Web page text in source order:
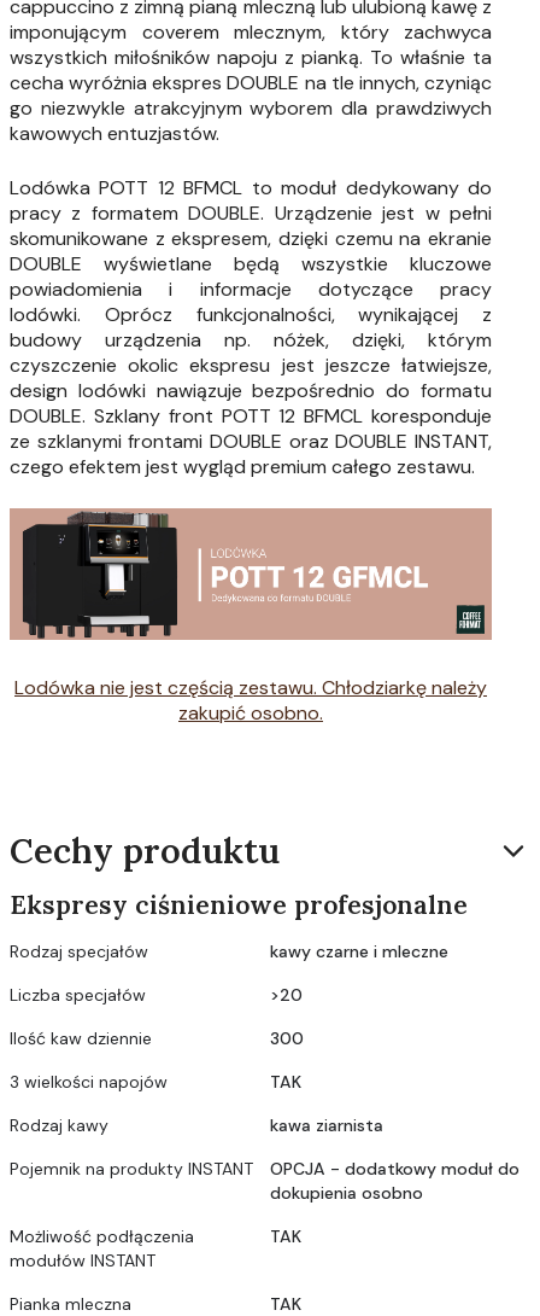
cappuccino z zimną pianą mleczną lub ulubioną kawę z
imponującym coverem mlecznym, który zachwyca
wszystkich miłośników napoju z pianką. To właśnie ta
cecha wyróżnia ekspres DOUBLE na tle innych, czyniąc
go niezwykle atrakcyjnym wyborem dla prawdziwych
kawowych entuzjastów.
Lodówka POTT 12 BFMCL to moduł dedykowany do
pracy z formatem DOUBLE. Urządzenie jest w pełni
skomunikowane z ekspresem, dzięki czemu na ekranie
DOUBLE wyświetlane będą wszystkie kluczowe
powiadomienia i informacje dotyczące pracy
lodówki. Oprócz funkcjonalności, wynikającej z
budowy urządzenia np. nóżek, dzięki, którym
czyszczenie okolic ekspresu jest jeszcze łatwiejsze,
design lodówki nawiązuje bezpośrednio do formatu
DOUBLE. Szklany front POTT 12 BFMCL koresponduje
ze szklanymi frontami DOUBLE oraz DOUBLE INSTANT,
czego efektem jest wygląd premium całego zestawu.
Lodówka nie jest częścią zestawu. Chłodziarkę należy
zakupić osobno.
Cechy produktu
Ekspresy ciśnieniowe profesjonalne
Rodzaj specjałów
kawy czarne i mleczne
Liczba specjałów
>20
Ilość kaw dziennie
300
3 wielkości napojów
TAK
Rodzaj kawy
kawa ziarnista
Pojemnik na produkty INSTANT
OPCJA - dodatkowy moduł do
dokupienia osobno
Możliwość podłączenia
modułów INSTANT
TAK
Pianka mleczna
TAK